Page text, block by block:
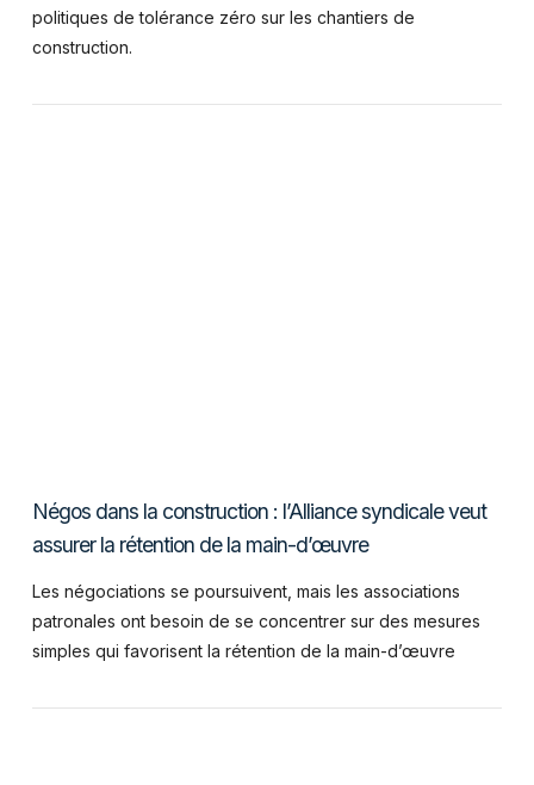
politiques de tolérance zéro sur les chantiers de
construction.
Négos dans la construction : l’Alliance syndicale veut
assurer la rétention de la main-d’œuvre
Les négociations se poursuivent, mais les associations
patronales ont besoin de se concentrer sur des mesures
simples qui favorisent la rétention de la main-d’œuvre